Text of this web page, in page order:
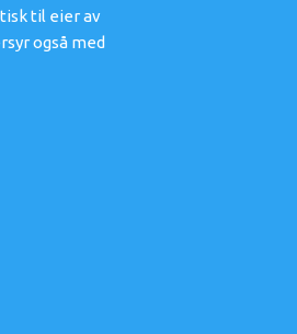
til eier av
også med